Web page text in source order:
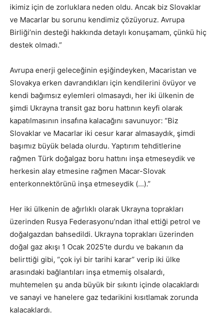
ikimiz için de zorluklara neden oldu. Ancak biz Slovaklar
ve Macarlar bu sorunu kendimiz çözüyoruz. Avrupa
Birliği’nin desteği hakkında detaylı konuşamam, çünkü hiç
destek olmadı.”
Avrupa enerji geleceğinin eşiğindeyken, Macaristan ve
Slovakya erken davrandıkları için kendilerini övüyor ve
kendi bağımsız eylemleri olmasaydı, her iki ülkenin de
şimdi Ukrayna transit gaz boru hattının keyfi olarak
kapatılmasının insafına kalacağını savunuyor: “Biz
Slovaklar ve Macarlar iki cesur karar almasaydık, şimdi
başımız büyük belada olurdu. Yaptırım tehditlerine
rağmen Türk doğalgaz boru hattını inşa etmeseydik ve
herkesin alay etmesine rağmen Macar-Slovak
enterkonnektörünü inşa etmeseydik (…).”
Her iki ülkenin de ağırlıklı olarak Ukrayna toprakları
üzerinden Rusya Federasyonu’ndan ithal ettiği petrol ve
doğalgazdan bahsedildi. Ukrayna toprakları üzerinden
doğal gaz akışı 1 Ocak 2025’te durdu ve bakanın da
belirttiği gibi, “çok iyi bir tarihi karar” verip iki ülke
arasındaki bağlantıları inşa etmemiş olsalardı,
muhtemelen şu anda büyük bir sıkıntı içinde olacaklardı
ve sanayi ve hanelere gaz tedarikini kısıtlamak zorunda
kalacaklardı.